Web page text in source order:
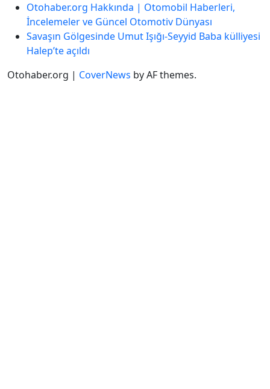
Otohaber.org Hakkında | Otomobil Haberleri,
İncelemeler ve Güncel Otomotiv Dünyası
Savaşın Gölgesinde Umut Işığı-Seyyid Baba külliyesi
Halep’te açıldı
Otohaber.org | CoverNews by AF themes.